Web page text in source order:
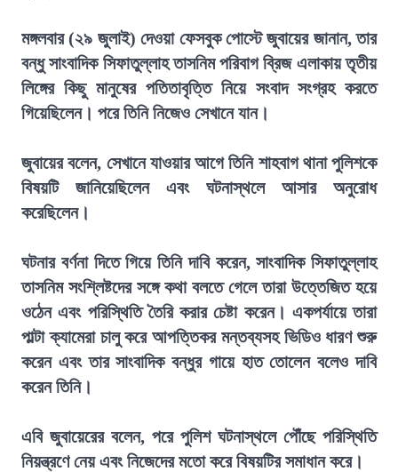
মঙ্গলবার (২৯ জুলাই) দেওয়া ফেসবুক পোস্টে জুবায়ের জানান, তার
বন্ধু সাংবাদিক সিফাতুল্লাহ তাসনিম পরিবাগ ব্রিজ এলাকায় তৃতীয়
লিঙ্গের কিছু মানুষের পতিতাবৃত্তি নিয়ে সংবাদ সংগ্রহ করতে
গিয়েছিলেন। পরে তিনি নিজেও সেখানে যান।
জুবায়ের বলেন, সেখানে যাওয়ার আগে তিনি শাহবাগ থানা পুলিশকে
বিষয়টি জানিয়েছিলেন এবং ঘটনাস্থলে আসার অনুরোধ
করেছিলেন।
ঘটনার বর্ণনা দিতে গিয়ে তিনি দাবি করেন, সাংবাদিক সিফাতুল্লাহ
তাসনিম সংশ্লিষ্টদের সঙ্গে কথা বলতে গেলে তারা উত্তেজিত হয়ে
ওঠেন এবং পরিস্থিতি তৈরি করার চেষ্টা করেন। একপর্যায়ে তারা
পাল্টা ক্যামেরা চালু করে আপত্তিকর মন্তব্যসহ ভিডিও ধারণ শুরু
করেন এবং তার সাংবাদিক বন্ধুর গায়ে হাত তোলেন বলেও দাবি
করেন তিনি।
এবি জুবায়েরের বলেন, পরে পুলিশ ঘটনাস্থলে পৌঁছে পরিস্থিতি
নিয়ন্ত্রণে নেয় এবং নিজেদের মতো করে বিষয়টির সমাধান করে।